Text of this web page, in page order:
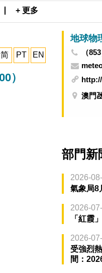
+ 更多
简 PT EN
）
地球物
（
澳門
部門新
2026-
氣象局8
2026-
「紅霞
2026-
受強烈
間：